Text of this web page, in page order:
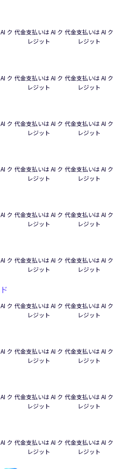
ク 代金支払いは AI ク
レジット
代金支払いは AI ク
レジット
ク 代金支払いは AI ク
レジット
代金支払いは AI ク
レジット
ク 代金支払いは AI ク
レジット
代金支払いは AI ク
レジット
ク 代金支払いは AI ク
レジット
代金支払いは AI ク
レジット
ク 代金支払いは AI ク
レジット
代金支払いは AI ク
レジット
ク 代金支払いは AI ク
レジット
代金支払いは AI ク
レジット
ク 代金支払いは AI ク
レジット
代金支払いは AI ク
レジット
ク 代金支払いは AI ク
レジット
代金支払いは AI ク
レジット
ク 代金支払いは AI ク
レジット
代金支払いは AI ク
レジット
ク 代金支払いは AI ク
レジット
代金支払いは AI ク
レジット